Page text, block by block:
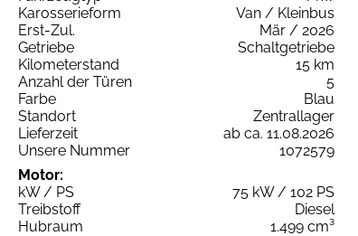
Karosserieform
Van / Kleinbus
Erst-Zul.
Mär / 2026
Getriebe
Schaltgetriebe
Kilometerstand
15 km
Anzahl der Türen
5
Farbe
Blau
Standort
Zentrallager
Lieferzeit
ab ca. 11.08.2026
Unsere Nummer
1072579
Motor:
kW / PS
75 kW / 102 PS
Treibstoff
Diesel
Hubraum
1.499 cm³